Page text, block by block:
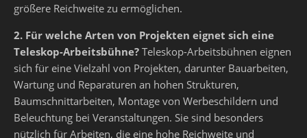
größere Reichweite zu ermöglichen.
2. Für welche Arten von Projekten eignet sich eine
Teleskop-Arbeitsbühne? Teleskop-Arbeitsbühnen eignen
sich für eine Vielzahl von Projekten, darunter Bauarbeiten,
Wartung und Reparaturen an hohen Strukturen,
Baumschnittarbeiten, Montage von Werbeschildern und
Beleuchtung bei Veranstaltungen. Sie sind besonders
nützlich für Arbeiten, die eine hohe Reichweite und